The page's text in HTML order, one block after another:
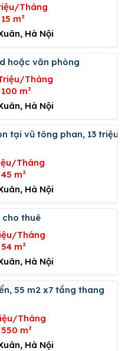
Tháng
15 m²
Hà Nội
hoặc văn phòng
Tháng
100 m²
Hà Nội
Tháng
45 m²
Hà Nội
cho thuê
Tháng
54 m²
Hà Nội
Tháng
550 m²
Hà Nội